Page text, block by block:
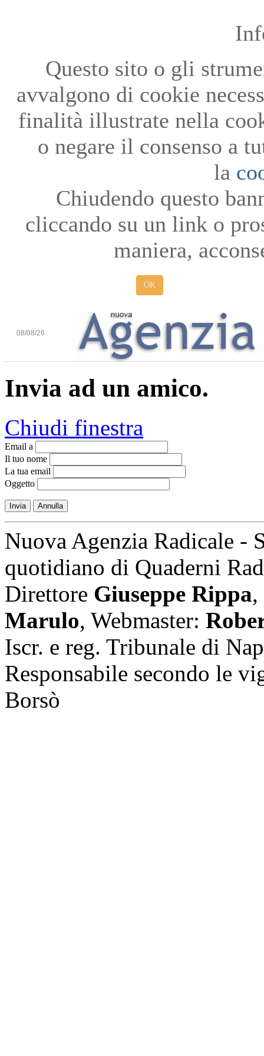
Questo sito o gli
avvalgono di cookie
finalità illustrate nella
o negare il consenso a
la
Chiudendo questo
cliccando su un link o
maniera,
OK
08/08/26
Invia ad un amico.
Chiudi finestra
Email a
Il tuo nome
La tua email
Oggetto
Invia Annulla
Nuova Agenzia Radicale -
quotidiano di Quaderni
Direttore Giuseppe Rippa,
Marulo, Webmaster:
Iscr. e reg. Tribunale di
Responsabile secondo le
Borsò